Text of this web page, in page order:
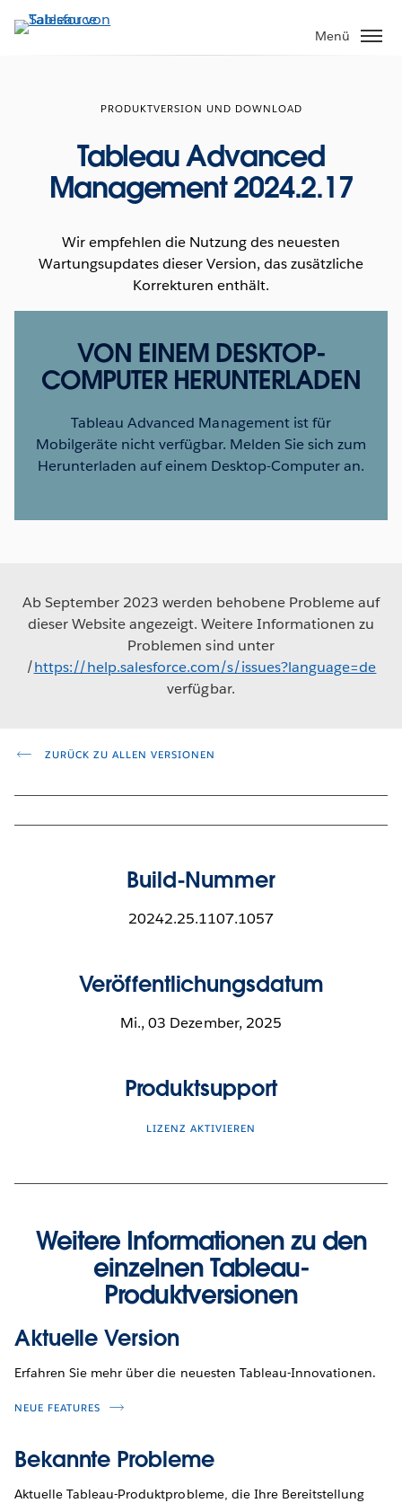
Direkt
zum
Menü
PRODUKTVERSION UND DOWNLOAD
Tableau Advanced
Management 2024.2.17
Wir empfehlen die Nutzung des neuesten
Wartungsupdates dieser Version, das zusätzliche
Korrekturen enthält.
VON EINEM DESKTOP-
COMPUTER HERUNTERLADEN
Tableau Advanced Management ist für
Mobilgeräte nicht verfügbar. Melden Sie sich zum
Herunterladen auf einem Desktop-Computer an.
Ab September 2023 werden behobene Probleme auf
dieser Website angezeigt. Weitere Informationen zu
Problemen sind unter
/https://help.salesforce.com/s/issues?language=de
verfügbar.
ZURÜCK ZU ALLEN VERSIONEN
Build-Nummer
20242.25.1107.1057
Veröffentlichungsdatum
Mi., 03 Dezember, 2025
Produktsupport
LIZENZ AKTIVIEREN
Weitere Informationen zu den
einzelnen Tableau-
Produktversionen
Aktuelle Version
Erfahren Sie mehr über die neuesten Tableau-Innovationen.
NEUE FEATURES
Bekannte Probleme
Aktuelle Tableau-Produktprobleme, die Ihre Bereitstellung